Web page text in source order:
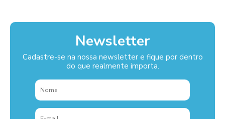
Newsletter
Cadastre-se na nossa newsletter e fique por dentro
do que realmente importa.